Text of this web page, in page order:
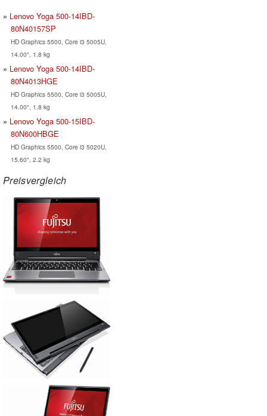
Lenovo Yoga 500-14IBD-
80N40157SP
HD Graphics 5500, Core i3 5005U,
14.00", 1.8 kg
Lenovo Yoga 500-14IBD-
80N4013HGE
HD Graphics 5500, Core i3 5005U,
14.00", 1.8 kg
Lenovo Yoga 500-15IBD-
80N600HBGE
HD Graphics 5500, Core i3 5020U,
15.60", 2.2 kg
Preisvergleich